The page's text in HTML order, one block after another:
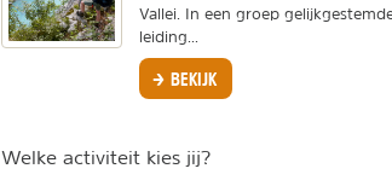
Vallei. In een groep
leiding...
BEKIJK
Welke activiteit kies jij?